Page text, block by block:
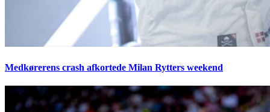
Medkørerens crash afkortede Milan Rytters weekend